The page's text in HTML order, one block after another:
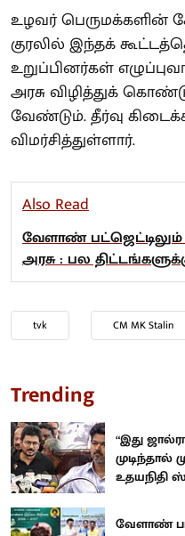
உழவர் பெருமக்களின்
குரலில் இந்தக்
உறுப்பினர்கள்
அரசு விழித்துக்
வேண்டும். தீர்வு
விமர்சித்துள்ளார்.
Also Read
வேளாண் பட்ஜெட்டிலும்
அரசு : பல
tvk CM MK Stalin
Trending
“இது
உதயநிதி
வேளாண்